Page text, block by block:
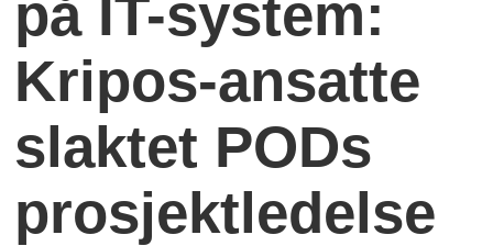
på IT-system:
Kripos-ansatte
slaktet PODs
prosjektledelse